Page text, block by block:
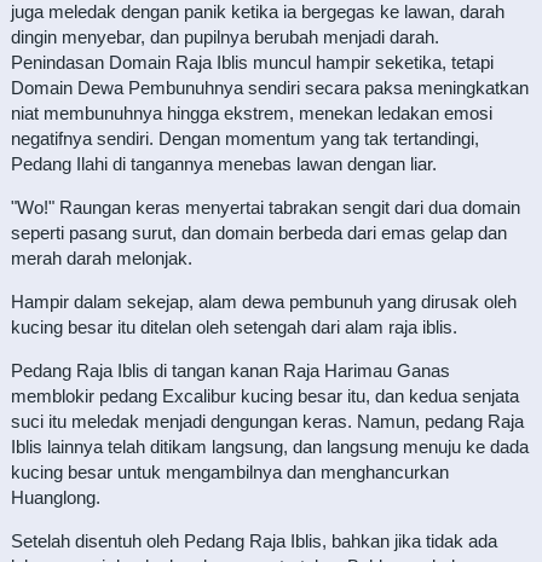
juga meledak dengan panik ketika ia bergegas ke lawan, darah
dingin menyebar, dan pupilnya berubah menjadi darah.
Penindasan Domain Raja Iblis muncul hampir seketika, tetapi
Domain Dewa Pembunuhnya sendiri secara paksa meningkatkan
niat membunuhnya hingga ekstrem, menekan ledakan emosi
negatifnya sendiri. Dengan momentum yang tak tertandingi,
Pedang Ilahi di tangannya menebas lawan dengan liar.
"Wo!" Raungan keras menyertai tabrakan sengit dari dua domain
seperti pasang surut, dan domain berbeda dari emas gelap dan
merah darah melonjak.
Hampir dalam sekejap, alam dewa pembunuh yang dirusak oleh
kucing besar itu ditelan oleh setengah dari alam raja iblis.
Pedang Raja Iblis di tangan kanan Raja Harimau Ganas
memblokir pedang Excalibur kucing besar itu, dan kedua senjata
suci itu meledak menjadi dengungan keras. Namun, pedang Raja
Iblis lainnya telah ditikam langsung, dan langsung menuju ke dada
kucing besar untuk mengambilnya dan menghancurkan
Huanglong.
Setelah disentuh oleh Pedang Raja Iblis, bahkan jika tidak ada